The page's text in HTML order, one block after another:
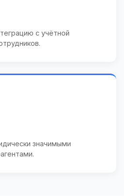
с учётной
значимыми